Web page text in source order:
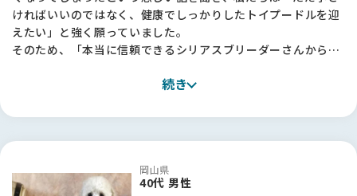
ければいいのではなく、健康でしっかりしたトイプードルを迎
えたい」と強く願っていました。
そのため、「本当に信頼できるシリアスブリーダーさんから」
過去にショーにも出られているプロのブリーダーさんですが、
子！」と決めるまでじっくり寄り添ってくださいました。
続き
岡山県
40代 男性